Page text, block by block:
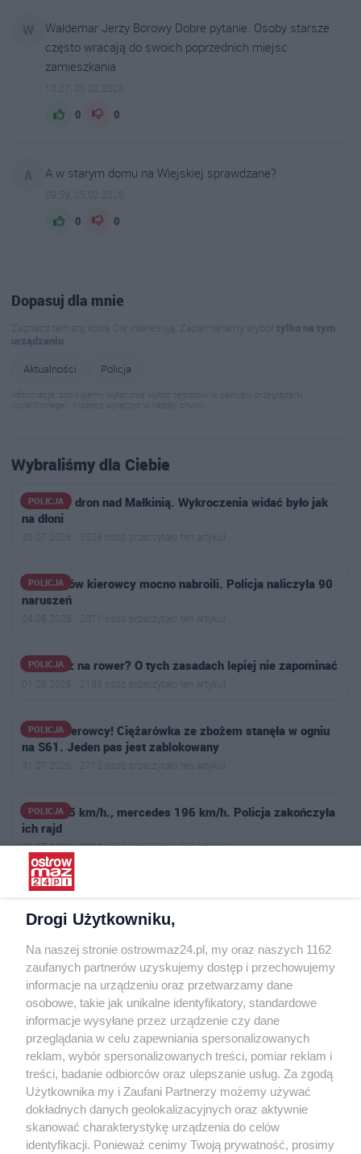
Waldemar Jerzy Borowy Dobre pytanie. Osoby starsze
często wracają do swoich poprzednich miejsc
zamieszkania
10:27, 05.02.2026
0 0
A w starym domu na Wiejskiej sprawdzane?
09:59, 05.02.2026
0 0
Dopasuj dla mnie
Zaznacz tematy, które Cię interesują. Zapamiętamy wybórtylko na tym
urządzeniu.
Aktualności
Policja
Informacja: zapisujemy wyłącznie wybór tematów w pamięci przeglądarki
(localStorage). Możesz wyłączyć w każdej chwili.
Wybraliśmy dla Ciebie
POLICJA
Policyjny dron nad Małkinią. Wykroczenia widać było jak
na dłoni
30.07.2026 · 3528 osób przeczytało ten artykuł
POLICJA
U sąsiadów kierowcy mocno nabroili. Policja naliczyła 90
naruszeń
04.08.2026 · 2071 osób przeczytało ten artykuł
POLICJA
Wsiadasz na rower? O tych zasadach lepiej nie zapominać
01.08.2026 · 2196 osób przeczytało ten artykuł
POLICJA
Uwaga kierowcy! Ciężarówka ze zbożem stanęła w ogniu
na S61. Jeden pas jest zablokowany
31.07.2026 · 2713 osób przeczytało ten artykuł
POLICJA
BMW 175 km/h., mercedes 196 km/h. Policja zakończyła
ich rajd
31.07.2026 · 2062 osób przeczytało ten artykuł
POLICJA
50-letni motocyklista wpadł do rowu. Policja wskazała
przyczynę
31.07.2026 · 2883 osób przeczytało ten artykuł
Publikowane komentarze są prywatnymi opiniami Użytkowników serwisu
ostrowmaz24.pl.
OSTROWMAZ24.PL
O nas
Drogi Użytkowniku,
Na naszej stronie ostrowmaz24.pl, my oraz naszych 1162
zaufanych partnerów uzyskujemy dostęp i przechowujemy
informacje na urządzeniu oraz przetwarzamy dane
osobowe, takie jak unikalne identyfikatory, standardowe
informacje wysyłane przez urządzenie czy dane
przeglądania w celu zapewniania spersonalizowanych
reklam, wybór spersonalizowanych treści, pomiar reklam i
treści, badanie odbiorców oraz ulepszanie usług. Za zgodą
Użytkownika my i Zaufani Partnerzy możemy używać
dokładnych danych geolokalizacyjnych oraz aktywnie
skanować charakterystykę urządzenia do celów
identyfikacji. Ponieważ cenimy Twoją prywatność, prosimy